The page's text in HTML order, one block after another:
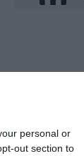
personal or
out section to